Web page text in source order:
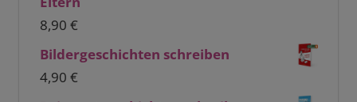
8,90 €
Bildergeschichten schreiben
4,90 €